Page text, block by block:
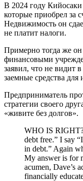
В 2024 году Кийосаки
которые приобрел за
Недвижимость он
не платит налоги.
Примерно тогда же он
финансовыми
заявил, что не видит
заемные средства для
Предприниматель
стратегии своего
«живите без долгов».
WHO IS
debt free.” I say
in debt.” Again
My answer is for
acumen, Dave’s
financially